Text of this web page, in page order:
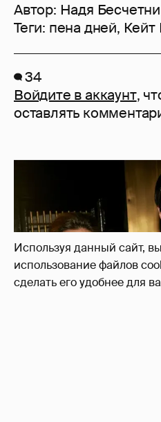
Используя данный сайт,
использование файлов
сделать его удобнее для
Автор: Надя
Теги: пена дней,
34
Войдите в аккаунт,
оставлять